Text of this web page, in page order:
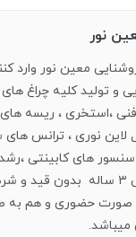
نور
معین نور وارد
و تولید کلیه چراغ
،استخری ، ریسه های
های کابینتی ،رشد
گارانتی ۳ ساله بدون
صورت حضوری و هم به
میباشد.